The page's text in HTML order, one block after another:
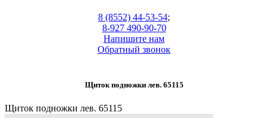
8 (8552) 44-53-54;
8-927 490-90-70
Напишите нам
Обратный звонок
Щиток подножки лев. 65115
Щиток подножки лев. 65115